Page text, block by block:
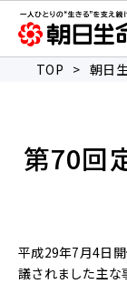
TOP > 朝日
第70回
平成29年7月4日
議されました主な